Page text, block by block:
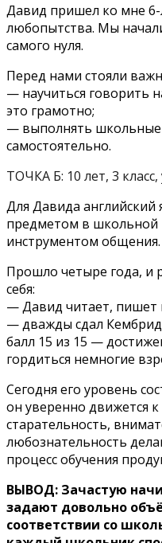
Давид пришел ко мне
любопытства. Мы
самого нуля.
Перед нами стояли
— научиться говорить
это грамотно;
— выполнять
самостоятельно.
ТОЧКА Б: 10 лет, 3
Для Давида английский
предметом в школьной
инструментом общения.
Прошло четыре года, и
себя:
— Давид читает, пишет
— дважды сдал
балл 15 из 15 —
гордиться немногие
Сегодня его уровень
он уверенно движется
старательность,
любознательность
процесс обучения
ВЫВОД: Зачастую
задают довольно
соответствии со